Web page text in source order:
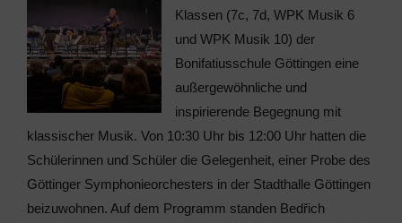
Klassen (7c, 7d, WPK Musik 6
und WPK Musik 10) der
Bonifatiusschule Göttingen eine
außergewöhnliche und
inspirierende Begegnung mit
klassischer Musik. Von 10:30 Uhr bis 12:00 Uhr hatten die
Schülerinnen und Schüler die Gelegenheit, einer Probe des
Göttinger Symphonieorchesters in der Stadthalle Göttingen
beizuwohnen. Auf dem Programm standen Bedřich